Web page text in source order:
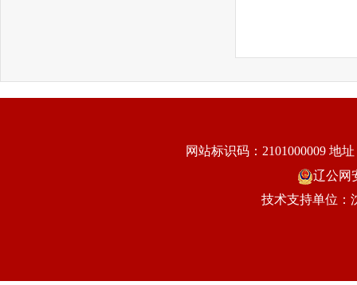
网站标识码：2101000009 地址
辽公网
技术支持单位：